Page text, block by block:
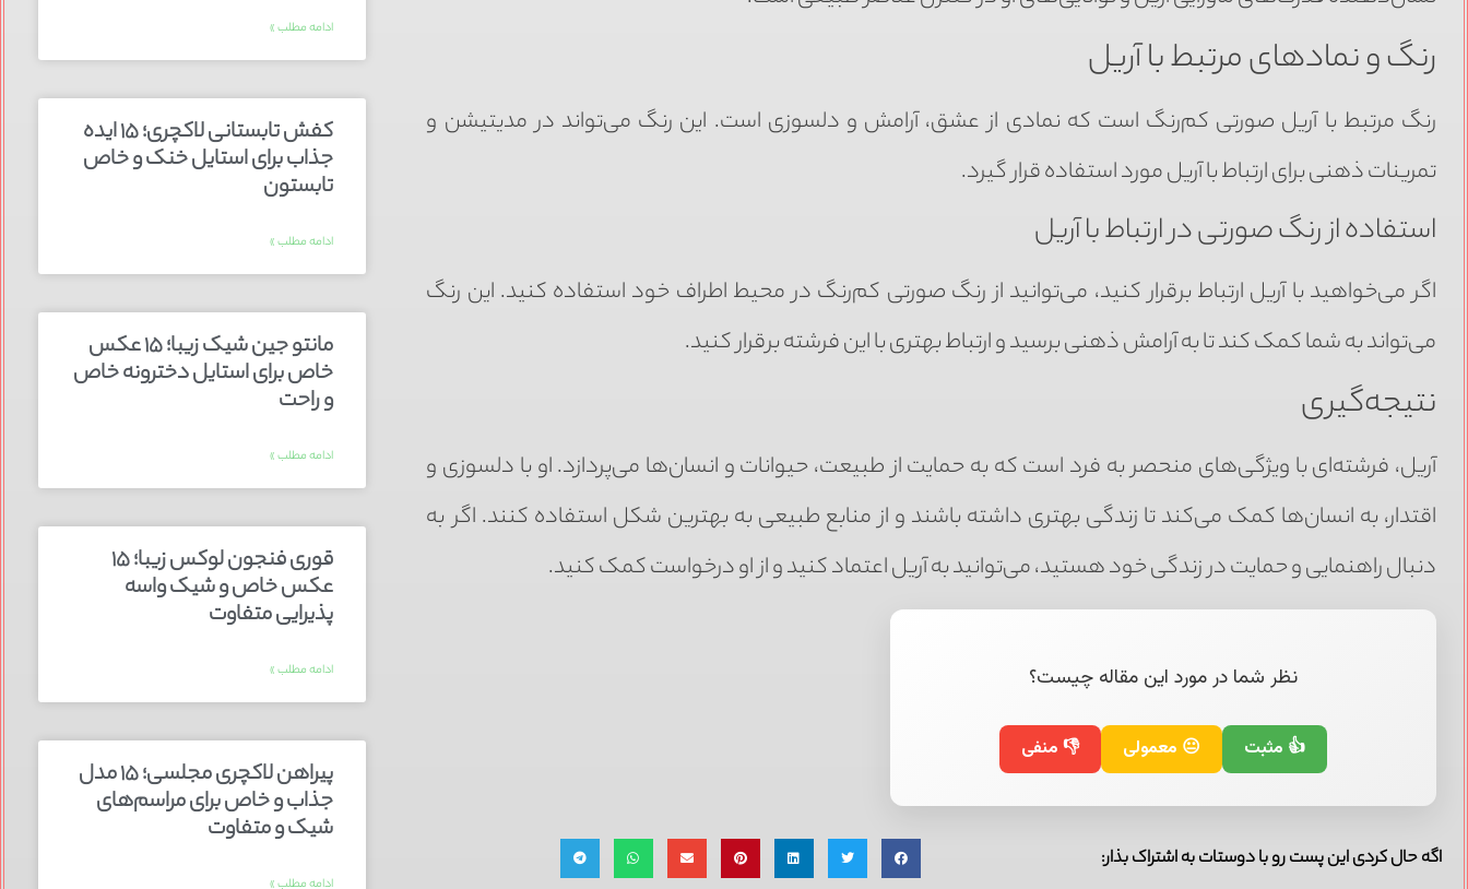
رنگ و نمادهای مرتبط با آریل
رنگ مرتبط با آریل صورتی کم‌رنگ است که نمادی از عشق، آرامش و دلسوزی است. این رنگ می‌تواند در مدیتیشن و
تمرینات ذهنی برای ارتباط با آریل مورد استفاده قرار گیرد.
استفاده از رنگ صورتی در ارتباط با آریل
اگر می‌خواهید با آریل ارتباط برقرار کنید، می‌توانید از رنگ صورتی کم‌رنگ در محیط اطراف خود استفاده کنید. این رنگ
می‌تواند به شما کمک کند تا به آرامش ذهنی برسید و ارتباط بهتری با این فرشته برقرار کنید.
نتیجه‌گیری
آریل، فرشته‌ای با ویژگی‌های منحصر به فرد است که به حمایت از طبیعت، حیوانات و انسان‌ها می‌پردازد. او با دلسوزی و
اقتدار، به انسان‌ها کمک می‌کند تا زندگی بهتری داشته باشند و از منابع طبیعی به بهترین شکل استفاده کنند. اگر به
دنبال راهنمایی و حمایت در زندگی خود هستید، می‌توانید به آریل اعتماد کنید و از او درخواست کمک کنید.
نظر شما در مورد این مقاله چیست؟
👍 مثبت 😐 معمولی 👎 منفی
اگه حال کردی این پست رو با دوستات به اشتراک بذار:
ادامه مطلب »
کفش تابستانی لاکچری؛ ۱۵ ایده‌
جذاب برای استایل خنک و خاص
تابستون
ادامه مطلب »
مانتو جین شیک زیبا؛ ۱۵ عکس
خاص برای استایل دخترونه خاص
و راحت
ادامه مطلب »
قوری فنجون لوکس زیبا؛ ۱۵
عکس خاص و شیک واسه
پذیرایی متفاوت
ادامه مطلب »
پیراهن لاکچری مجلسی؛ ۱۵ مدل
جذاب و خاص برای مراسم‌های
شیک و متفاوت
ادامه مطلب »